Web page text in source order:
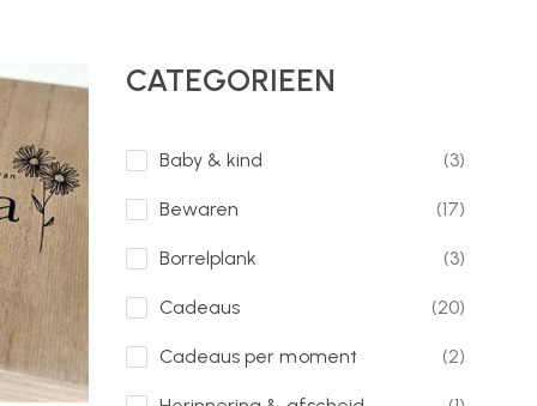
CATEGORIEEN
Baby & kind (3)
Bewaren (17)
Borrelplank (3)
Cadeaus (20)
Cadeaus per moment (2)